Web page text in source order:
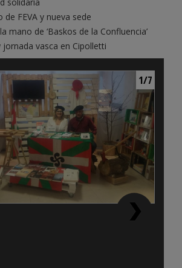
de FEVA y nueva sede
mano de ‘Baskos de la Confluencia’
jornada vasca en Cipolletti
1/7